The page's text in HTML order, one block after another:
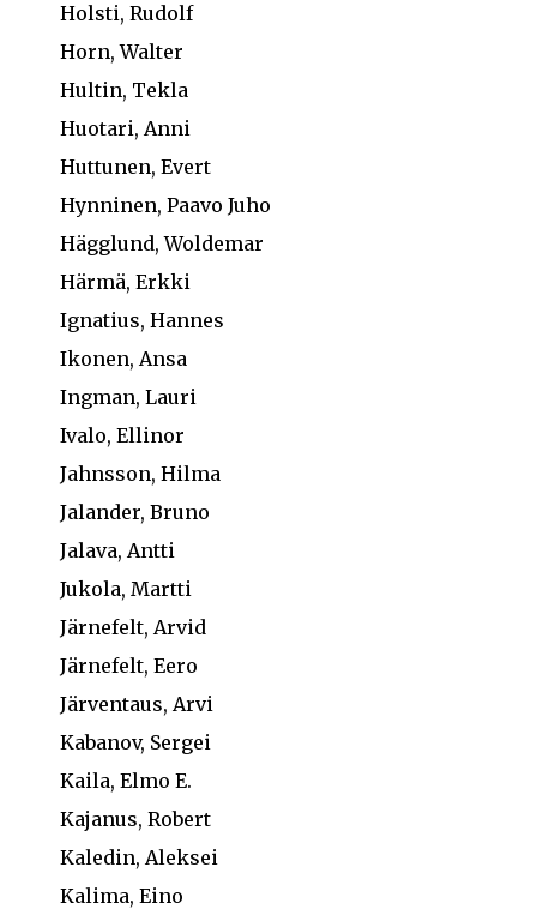
Holsti, Rudolf
Horn, Walter
Hultin, Tekla
Huotari, Anni
Huttunen, Evert
Hynninen, Paavo Juho
Hägglund, Woldemar
Härmä, Erkki
Ignatius, Hannes
Ikonen, Ansa
Ingman, Lauri
Ivalo, Ellinor
Jahnsson, Hilma
Jalander, Bruno
Jalava, Antti
Jukola, Martti
Järnefelt, Arvid
Järnefelt, Eero
Järventaus, Arvi
Kabanov, Sergei
Kaila, Elmo E.
Kajanus, Robert
Kaledin, Aleksei
Kalima, Eino